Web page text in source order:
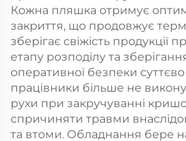
Кожна пляшка отримує
закриття, що продовжує
зберігає свіжість продукції
етапу розподілу та
оперативної безпеки
працівники більше не
рухи при закручуванні
спричиняти травми
та втоми. Обладнання бере